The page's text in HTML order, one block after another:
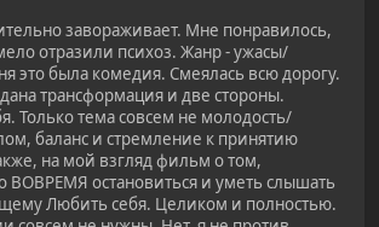
завораживает. Мне понравилось,
отразили психоз. Жанр - ужасы/
это была комедия. Смеялась всю дорогу.
трансформация и две стороны.
Только тема совсем не молодость/
баланс и стремление к принятию
на мой взгляд фильм о том,
ВОВРЕМЯ остановиться и уметь слышать
Любить себя. Целиком и полностью.